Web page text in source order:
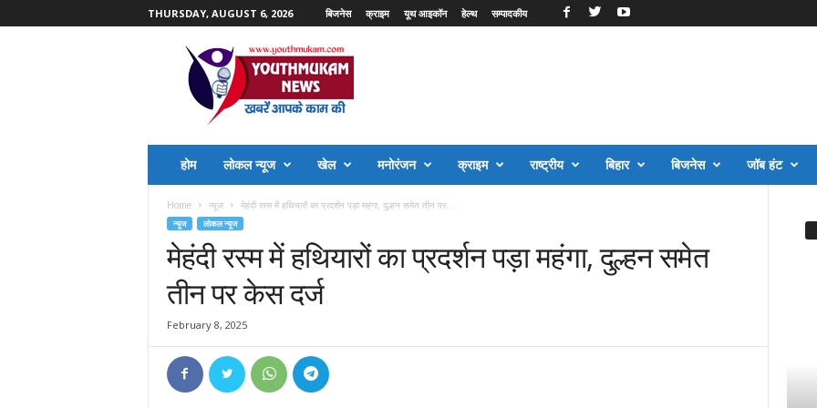
THURSDAY, AUGUST 6, 2026 बिजनेस क्राइम यूथ आइकॉन हेल्थ सम्पादकीय
होम लोकल न्यूज खेल मनोरंजन क्राइम राष्ट्रीय बिहार बिजनेस जॉब हंट
Home न्यूज मेहंदी रस्म में हथियारों का प्रदर्शन पड़ा महंगा, दुल्हन समेत तीन पर...
न्यूज लोकल न्यूज
मेहंदी रस्म में हथियारों का प्रदर्शन पड़ा महंगा, दुल्हन समेत
तीन पर केस दर्ज
February 8, 2025